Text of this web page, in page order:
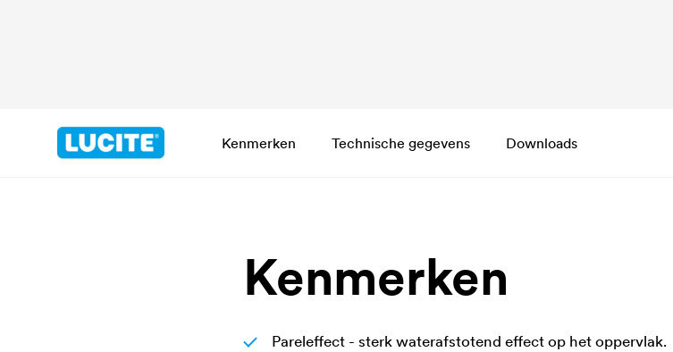
Kenmerken Technische gegevens Downloads
Kenmerken
Pareleffect - sterk waterafstotend effect op het oppervlak.